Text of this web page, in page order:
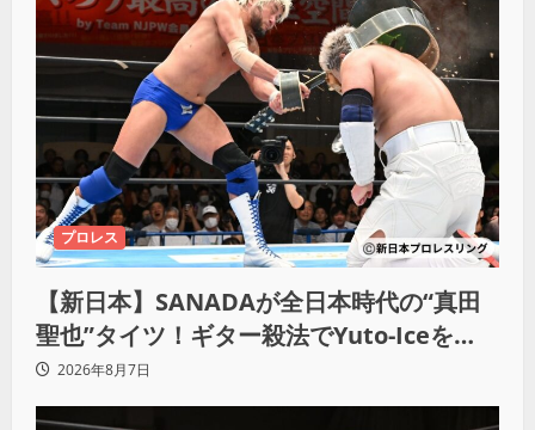
プロレス
【新日本】SANADAが全日本時代の“真田
聖也”タイツ！ギター殺法でYuto-Iceを
KO「俺と闘う時は考えろ。感じるな」
2026年8月7日